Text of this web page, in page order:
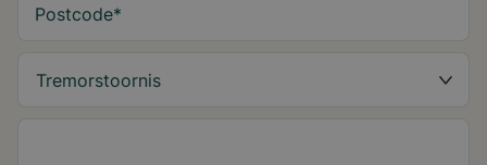
Postcode*